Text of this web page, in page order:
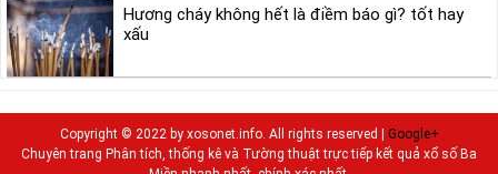
Hương cháy không hết là điềm báo gì? tốt hay
xấu
Copyright © 2022 by xosonet.info. All rights reserved | Google+
Chuyên trang Phân tích, thống kê và Tường thuật trực tiếp kết quả xổ số Ba